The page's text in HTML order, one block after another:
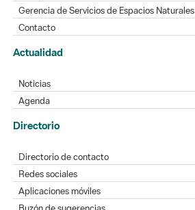
Gerencia de Servicios de Espacios Naturales
Contacto
Actualidad
Noticias
Agenda
Directorio
Directorio de contacto
Redes sociales
Aplicaciones móviles